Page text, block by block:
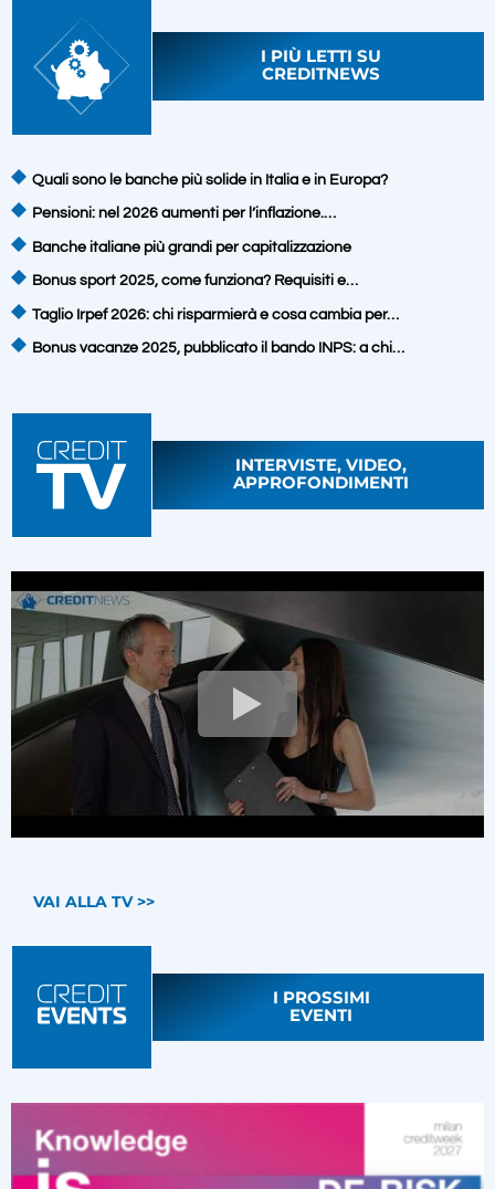
I PIÙ LETTI SU
CREDITNEWS
Quali sono le banche più solide in Italia e in Europa?
Pensioni: nel 2026 aumenti per l’inflazione.…
Banche italiane più grandi per capitalizzazione
Bonus sport 2025, come funziona? Requisiti e…
Taglio Irpef 2026: chi risparmierà e cosa cambia per…
Bonus vacanze 2025, pubblicato il bando INPS: a chi…
INTERVISTE, VIDEO,
APPROFONDIMENTI
VAI ALLA TV >>
I PROSSIMI
EVENTI